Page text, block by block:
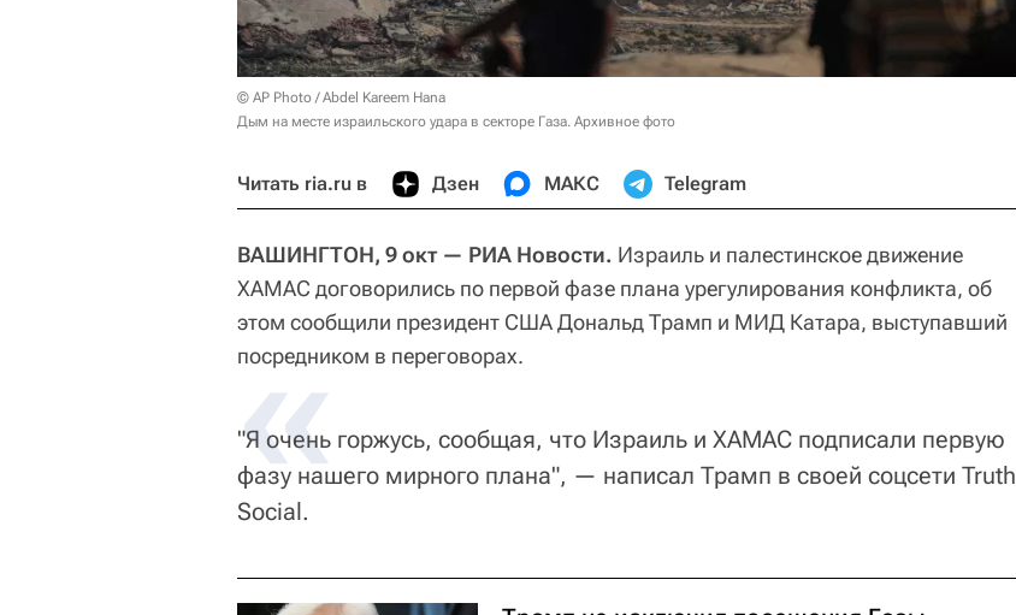
© AP Photo / Abdel Kareem Hana
Дым на месте израильского удара в секторе Газа. Архивное фото
Читать ria.ru в Дзен МАКС Telegram
ВАШИНГТОН, 9 окт — РИА Новости. Израиль и палестинское движение
ХАМАС договорились по первой фазе плана урегулирования конфликта, об
этом сообщили президент США Дональд Трамп и МИД Катара, выступавший
посредником в переговорах.
«
"Я очень горжусь, сообщая, что Израиль и ХАМАС подписали первую
фазу нашего мирного плана", — написал Трамп в своей соцсети Truth
Social.